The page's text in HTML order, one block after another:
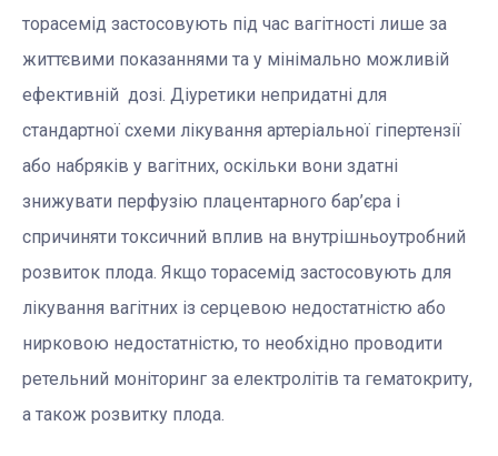
торасемід застосовують під час вагітності лише за
життєвими показаннями та у мінімально можливій
ефективній дозі. Діуретики непридатні для
стандартної схеми лікування артеріальної гіпертензії
або набряків у вагітних, оскільки вони здатні
знижувати перфузію плацентарного бар’єра і
спричиняти токсичний вплив на внутрішньоутробний
розвиток плода. Якщо торасемід застосовують для
лікування вагітних із серцевою недостатністю або
нирковою недостатністю, то необхідно проводити
ретельний моніторинг за електролітів та гематокриту,
а також розвитку плода.